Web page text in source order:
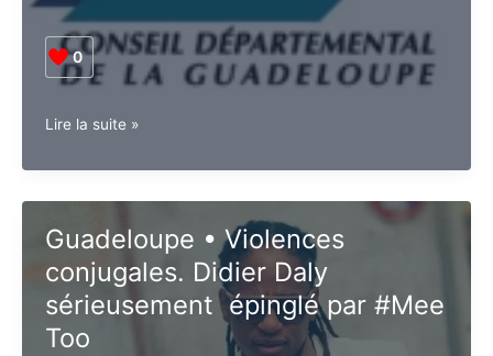
0
Guadeloupe
Économie.
examine
son
Compte
financier
unique
Lire la suite »
Guadeloupe • Violences
conjugales. Didier Daly
sérieusement épinglé par #Mee
Too